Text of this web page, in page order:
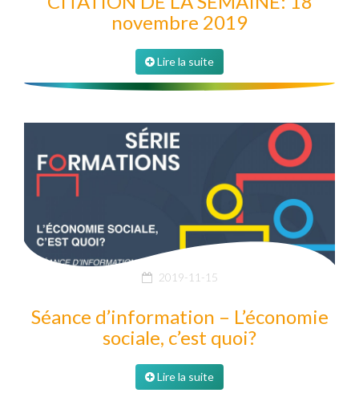
novembre 2019
Lire la suite
2019-11-15
Séance d’information – L’économie
sociale, c’est quoi?
Lire la suite